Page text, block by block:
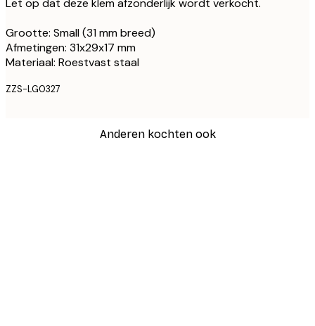
Let op dat deze klem afzonderlijk wordt verkocht.
Grootte: Small (31 mm breed)
Afmetingen: 31x29x17 mm
Materiaal: Roestvast staal
ZZS-LG0327
Anderen kochten ook